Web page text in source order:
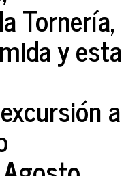
Tornería,
y esta
a